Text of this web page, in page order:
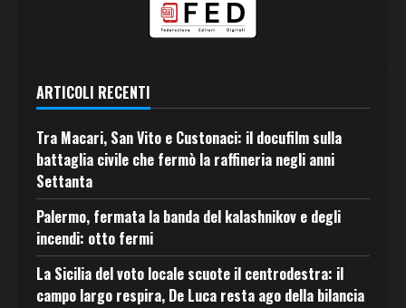
ARTICOLI RECENTI
Tra Macari, San Vito e Custonaci: il docufilm sulla
battaglia civile che fermò la raffineria negli anni
Settanta
Palermo, fermata la banda del kalashnikov e degli
incendi: otto fermi
La Sicilia del voto locale scuote il centrodestra: il
campo largo respira, De Luca resta ago della bilancia